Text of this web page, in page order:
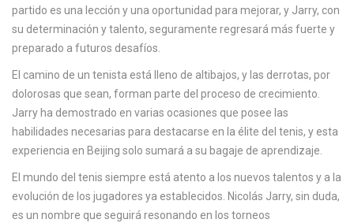
partido es una lección y una oportunidad para mejorar, y Jarry, con
su determinación y talento, seguramente regresará más fuerte y
preparado a futuros desafíos.
El camino de un tenista está lleno de altibajos, y las derrotas, por
dolorosas que sean, forman parte del proceso de crecimiento.
Jarry ha demostrado en varias ocasiones que posee las
habilidades necesarias para destacarse en la élite del tenis, y esta
experiencia en Beijing solo sumará a su bagaje de aprendizaje.
El mundo del tenis siempre está atento a los nuevos talentos y a la
evolución de los jugadores ya establecidos. Nicolás Jarry, sin duda,
es un nombre que seguirá resonando en los torneos